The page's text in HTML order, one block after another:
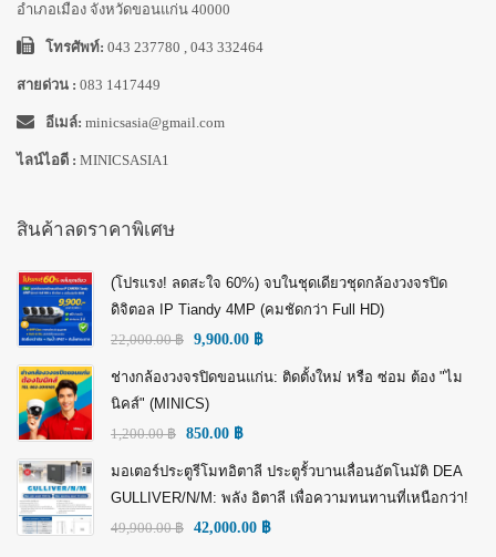
อำเภอเมือง จังหวัดขอนแก่น 40000
โทรศัพท์: 043 237780 , 043 332464
สายด่วน : 083 1417449
อีเมล์: minicsasia@gmail.com
ไลน์ไอดี : MINICSASIA1
สินค้าลดราคาพิเศษ
(โปรแรง! ลดสะใจ 60%) จบในชุดเดียวชุดกล้องวงจรปิด
ดิจิตอล IP Tiandy 4MP (คมชัดกว่า Full HD)
22,000.00฿ 9,900.00 ฿
ช่างกล้องวงจรปิดขอนแก่น: ติดตั้งใหม่ หรือ ซ่อม ต้อง "ไม
นิคส์" (MINICS)
1,200.00฿ 850.00 ฿
มอเตอร์ประตูรีโมทอิตาลี ประตูรั้วบานเลื่อนอัตโนมัติ DEA
GULLIVER/N/M: พลัง อิตาลี เพื่อความทนทานที่เหนือกว่า!
49,900.00฿ 42,000.00 ฿